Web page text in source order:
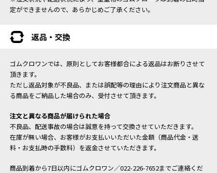
定ができませんので、あらかじめご了承ください。
返品・交換
ゴムクロワンでは、原則としてお客様都合による返品はお断りさせて
頂きます。
ただし返品対象が不良品、または誤配等の理由により注文商品と異な
る商品をご納品した場合のみ、受付させて頂きます。
注文と異なる商品が届けられた場合
不良品、配送事故の場合は誠意を持って交換させていただきます。
在庫が無い場合、お客様がお支払いいただいた金額（商品代金・送
料・お支払時の手数料）を返金させていただきます。
商品到着から7日以内にゴムクロワン／022-226-7652までご連絡くだ